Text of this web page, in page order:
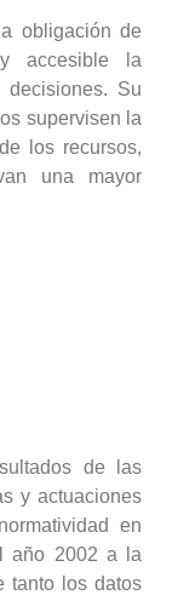
obligación de
accesible la
Su
supervisen la
los recursos,
una mayor
de las
y actuaciones
en
año 2002 a la
tanto los datos